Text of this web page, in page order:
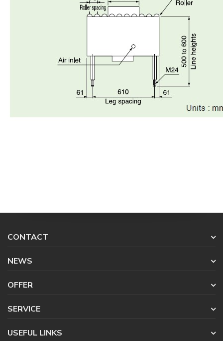
CONTACT
NEWS
OFFER
SERVICE
USEFUL LINKS